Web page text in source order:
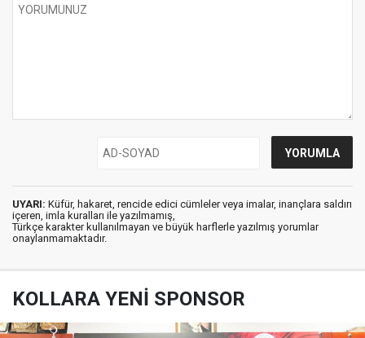
UYARI: Küfür, hakaret, rencide edici cümleler veya imalar, inançlara saldırı
içeren, imla kuralları ile yazılmamış,
Türkçe karakter kullanılmayan ve büyük harflerle yazılmış yorumlar
onaylanmamaktadır.
KOLLARA YENİ SPONSOR